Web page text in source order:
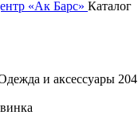
«Ак Барс» Каталог
и аксессуары 204